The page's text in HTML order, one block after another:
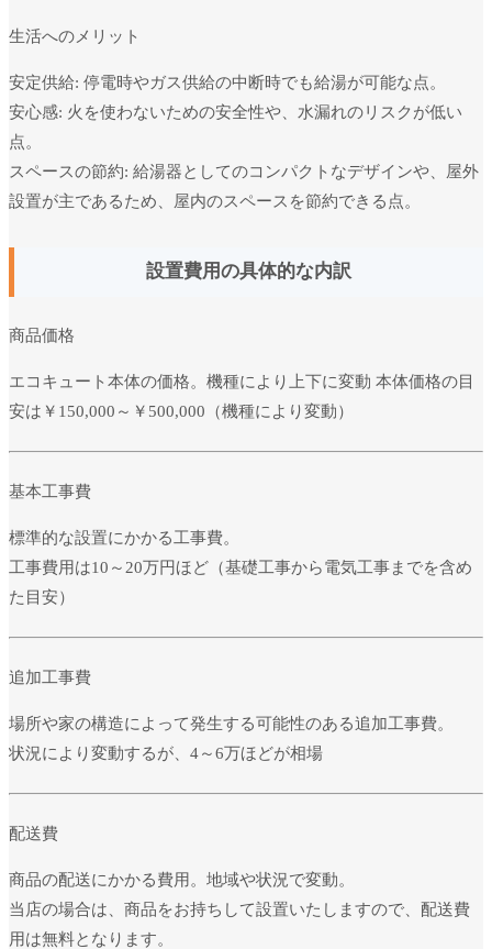
生活へのメリット
安定供給: 停電時やガス供給の中断時でも給湯が可能な点。
安心感: 火を使わないための安全性や、水漏れのリスクが低い
点。
スペースの節約: 給湯器としてのコンパクトなデザインや、屋外
設置が主であるため、屋内のスペースを節約できる点。
設置費用の具体的な内訳
商品価格
エコキュート本体の価格。機種により上下に変動 本体価格の目
安は￥150,000～￥500,000（機種により変動）
基本工事費
標準的な設置にかかる工事費。
工事費用は10～20万円ほど（基礎工事から電気工事までを含め
た目安）
追加工事費
場所や家の構造によって発生する可能性のある追加工事費。
状況により変動するが、4～6万ほどが相場
配送費
商品の配送にかかる費用。地域や状況で変動。
当店の場合は、商品をお持ちして設置いたしますので、配送費
用は無料となります。